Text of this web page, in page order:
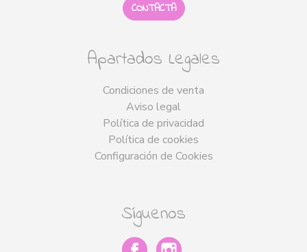
CONTACTA
Apartados Legales
Condiciones de venta
Aviso legal
Política de privacidad
Política de cookies
Configuración de Cookies
Síguenos